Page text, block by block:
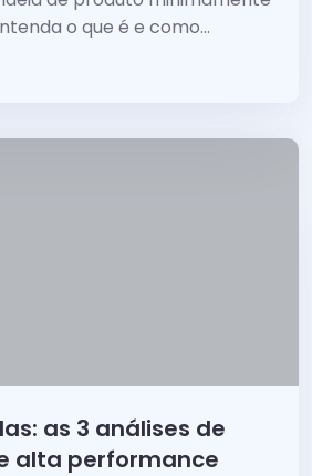
o que é e como...
as 3 análises de
alta performance